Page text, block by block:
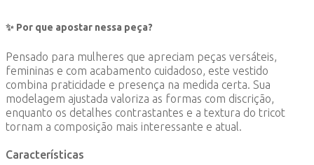
✨ Por que apostar nessa peça?
Pensado para mulheres que apreciam peças versáteis,
femininas e com acabamento cuidadoso, este vestido
combina praticidade e presença na medida certa. Sua
modelagem ajustada valoriza as formas com discrição,
enquanto os detalhes contrastantes e a textura do tricot
tornam a composição mais interessante e atual.
Características